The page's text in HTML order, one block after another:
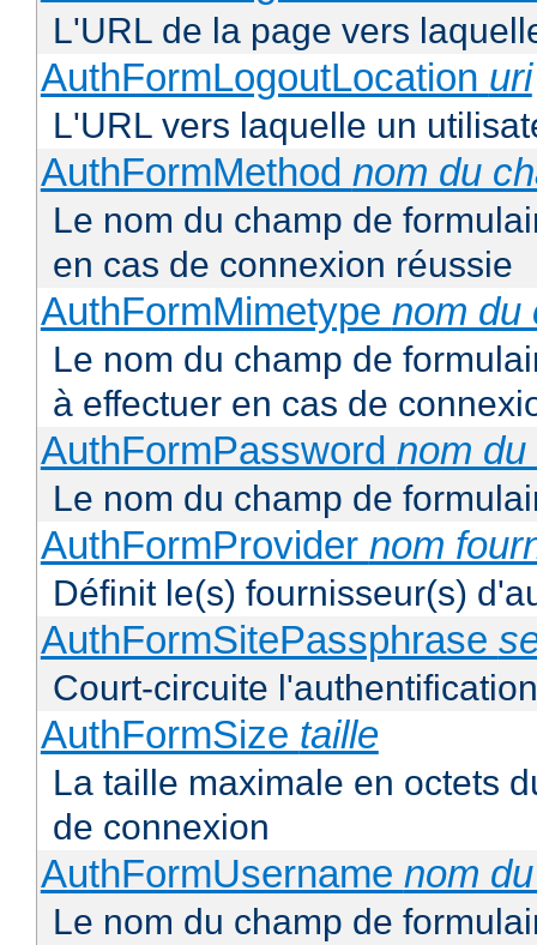
L'URL de la page vers
AuthFormLogoutLocation uri
L'URL vers laquelle un
AuthFormMethod nom du
Le nom du champ de
en cas de connexion réussie
AuthFormMimetype nom du
Le nom du champ de
à effectuer en cas de
AuthFormPassword nom
Le nom du champ de
AuthFormProvider nom
Définit le(s) fournisseur(s)
AuthFormSitePassphrase
Court-circuite
AuthFormSize taille
La taille maximale en octets
de connexion
AuthFormUsername nom
Le nom du champ de